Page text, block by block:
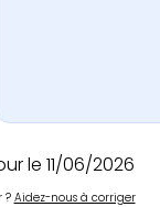
le 11/06/2026
?Aidez-nous à corriger